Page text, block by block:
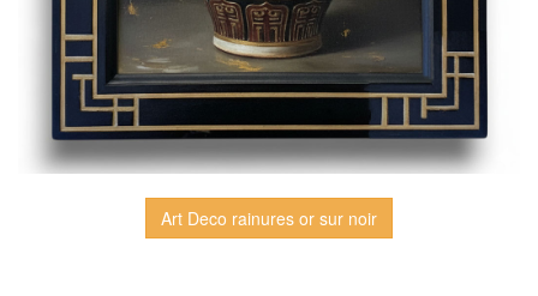
Art Deco rainures or sur noir